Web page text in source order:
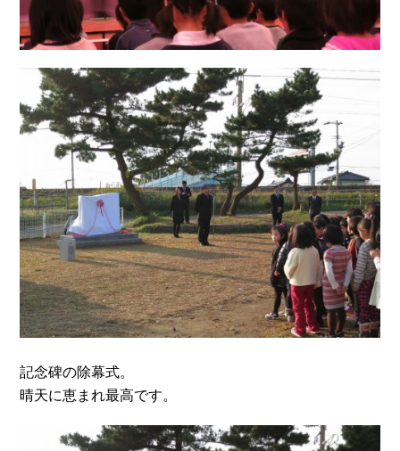
記念碑の除幕式。
晴天に恵まれ最高です。